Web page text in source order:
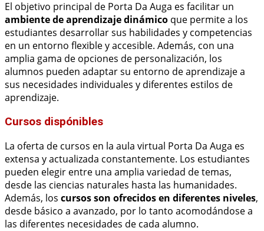
El objetivo principal de Porta Da Auga es facilitar un
ambiente de aprendizaje dinámico que permite a los
estudiantes desarrollar sus habilidades y competencias
en un entorno flexible y accesible. Además, con una
amplia gama de opciones de personalización, los
alumnos pueden adaptar su entorno de aprendizaje a
sus necesidades individuales y diferentes estilos de
aprendizaje.
Cursos dispónibles
La oferta de cursos en la aula virtual Porta Da Auga es
extensa y actualizada constantemente. Los estudiantes
pueden elegir entre una amplia variedad de temas,
desde las ciencias naturales hasta las humanidades.
Además, los cursos son ofrecidos en diferentes niveles,
desde básico a avanzado, por lo tanto acomodándose a
las diferentes necesidades de cada alumno.